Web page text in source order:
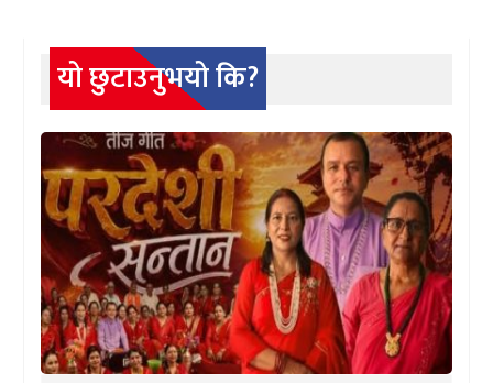
यो छुटाउनुभयो कि?